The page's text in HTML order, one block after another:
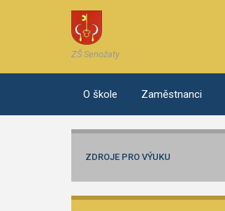
ZŠ Senožaty
O škole Zaměstnanci
ZDROJE PRO VÝUKU